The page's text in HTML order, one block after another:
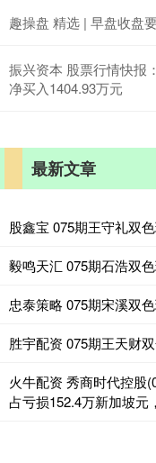
趣操盘 精选 | 早盘收盘
振兴资本 股票行情快报
净买入1404.93万元
最新文章
股鑫宝 075期王守礼双
毅鸣天汇 075期石浩双
忠泰策略 075期宋溪双
胜宇配资 075期王天财
火牛配资 秀商时代控股
占亏损152.4万新加坡元